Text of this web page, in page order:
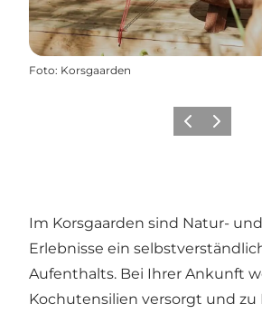
Foto: Korsgaarden
ZurückWeiter
Im Korsgaarden sind Natur-
Erlebnisse ein
Aufenthalts. Bei Ihrer Ankunft
Kochutensilien versorgt und zu